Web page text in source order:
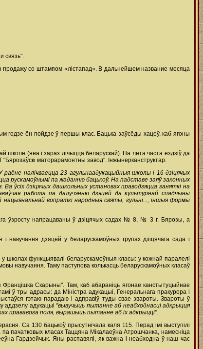
связь".
со штампом «лістапад». В дальнейшем название месяца
годзе ён пойдзе ў першы клас. Бацька заўсёды хацеў, каб ягоны
школе (яна і зараз лічыцца беларускай). На лета часта ездзіў да
"Бярозаўскі маторарамонтны завод". Інжынерканструктар.
раёне налічваецца 23 агульнаадукацыйныя школы і 16 дзіцячых
рускамоўнымі па жаданню бацькоў. На падставе заяў законных
ўсіх дзіцячых дашкольных установах праводзяцца заняткі на
работа па далучэнню дзяцей да культурнай спадчыны
вопраткі народныя святы, гульні..., іншыя формы
ўзросту напрацаваны ў дзіцячых садах № 8, № 3 г. Бярозы, а
навучання дзяцей у беларускамоўных групах дзіцячага сада і
школах функцыявалі беларускамоўныя класы: у кожнай паралелі
навучання. Таму паступова колькасць беларускамоўных класаў
Скарыны". Там, каб абараніць ягонае канстытуцыйнае
ў тры адрасы: да Міністра адукацыі, Генеральнага пракурора і
гэтаю парадаю і адправіў туды свае звароты. Звароты ў
аддзелу адукацыі "вывучыць пытанне аб неабходнасці адкрыцця
прававога поля, вырашыць пытанне аб іх адкрыцці".
Са 130 бацькоў прысутнічала каля 115. Перад імі выступілі
пачатковых класах Таццяна Мікалаеўна Атрошчанка, намесніца
Гардзейчык. Яны распавялі, як важна і неабходна ў наш час